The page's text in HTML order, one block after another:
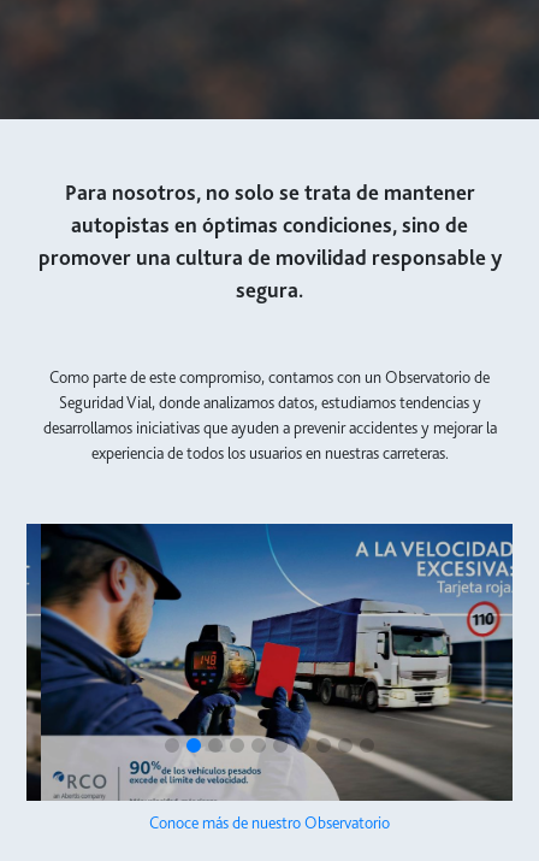
Para nosotros, no solo se trata de mantener
autopistas en óptimas condiciones, sino de
promover una cultura de movilidad responsable y
segura.
Como parte de este compromiso, contamos con un Observatorio de
Seguridad Vial, donde analizamos datos, estudiamos tendencias y
desarrollamos iniciativas que ayuden a prevenir accidentes y mejorar la
experiencia de todos los usuarios en nuestras carreteras.
Conoce más de nuestro Observatorio